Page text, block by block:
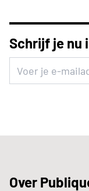
Schrijf je nu
Over